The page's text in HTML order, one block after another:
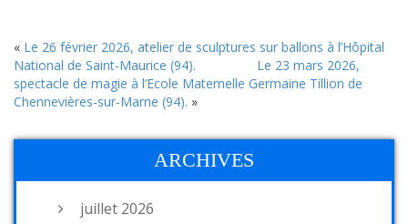
« Le 26 février 2026, atelier de sculptures sur ballons à l’Hôpital
National de Saint-Maurice (94).
Le 23 mars 2026,
spectacle de magie à l’Ecole Maternelle Germaine Tillion de
Chennevières-sur-Marne (94). »
ARCHIVES
juillet 2026